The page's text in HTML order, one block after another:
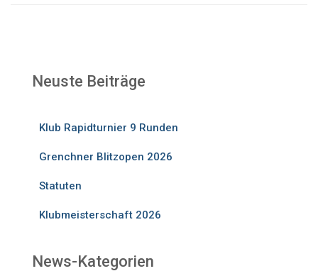
Neuste Beiträge
Klub Rapidturnier 9 Runden
Grenchner Blitzopen 2026
Statuten
Klubmeisterschaft 2026
News-Kategorien